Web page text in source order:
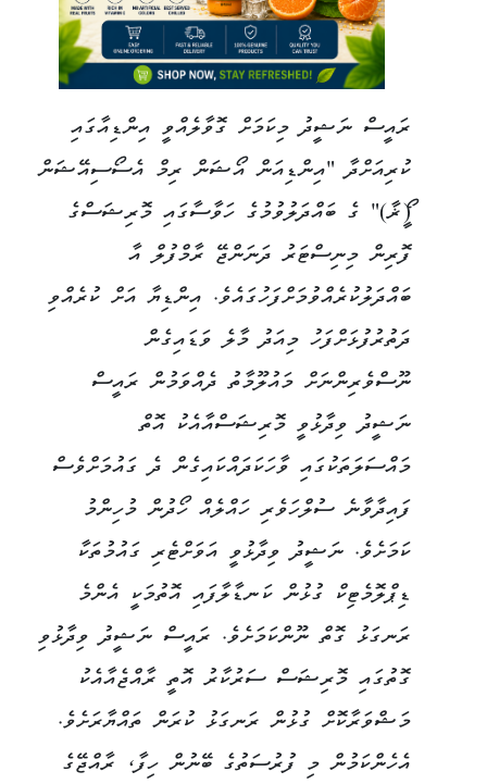
​ރައީސް ނަޝީދު މިކަމަށް ގޮވާލެއްވީ އިންޑިއާގައި
ކުރިއަށްދާ "އިންޑިއަން އޯޝަން ރިމް އެސޯސިއޭޝަން
(ީޯޜާ)" ގެ ބައްދަލުވުމުގެ ހަވާސާގައި މޮރިޝަސްގެ
ފޮރިން މިނިސްޓަރު ދަނަންޖޭ ރާމްފުލް އާ
ބައްދަލުކުރެއްވުމަށްފަހުގައެވެ. ​އިންޑިޔާ އަށް ކުރެއްވި
ދަތުރުފުޅަށްފަހު މިއަދު މާލެ ވަޑައިގެން
ނޫސްވެރިންނަށް މައުލޫމާތު ދެއްވަމުން ރައީސް
ނަޝީދު ވިދާޅުވީ މޮރިޝަސްއާއެކު އޮތް
މައްސަލަތަކުގައި ވާހަކަދައްކައިގެން ދެ ގައުމަށްވެސް
ފައިދާވާނެ ސުލްހަވެރި ހައްލެއް ހޯދުން މުހިންމު
ކަމަށެވެ. ނަޝީދު ވިދާޅުވީ އަވަށްޓެރި ގައުމުތަކާ
ޑިޕްލޮމެޓިކް ގުޅުން ކަނޑާލާފައި އޮތުމަކީ އެންމެ
ރަނގަޅު ގޮތް ނޫންކަމަށެވެ. ރައީސް ނަޝީދު ވިދާޅުވި
ގޮތުގައި މޮރިޝަސް ސަރުކާރު އޮތީ ރާއްޖެއާއެކު
މަޝްވަރާކޮށް ގުޅުން ރަނގަޅު ކުރަން ތައްޔާރަށެވެ.
އެހެންކަމުން މި ފުރުސަތުގެ ބޭނުން ހިފާ، ރާއްޖޭގެ